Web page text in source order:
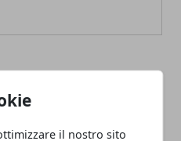
il nostro sito